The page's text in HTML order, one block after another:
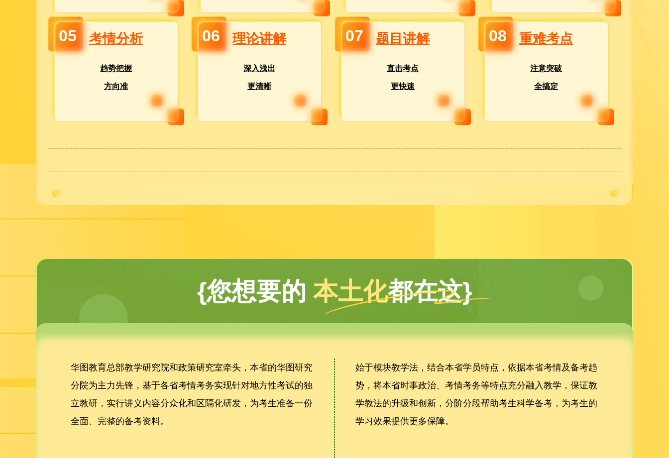
05 考情分析
趋势把握
方向准
06 理论讲解
深入浅出
更清晰
07 题目讲解
直击考点
更快速
08 重难考点
注意突破
全搞定
{您想要的本土化都在这}
华图教育总部教学研究院和政策研究室牵头，本省的华图研究
分院为主力先锋，基于各省考情考务实现针对地方性考试的独
立教研，实行讲义内容分众化和区隔化研发，为考生准备一份
全面、完整的备考资料。
始于模块教学法，结合本省学员特点，依据本省考情及备考趋
势，将本省时事政治、考情考务等特点充分融入教学，保证教
学教法的升级和创新，分阶分段帮助考生科学备考，为考生的
学习效果提供更多保障。